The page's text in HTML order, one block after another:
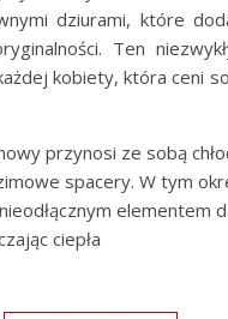
dziurami, które
Ten
kobiety, która ceni
przynosi ze sobą
spacery. W tym
elementem
ciepła